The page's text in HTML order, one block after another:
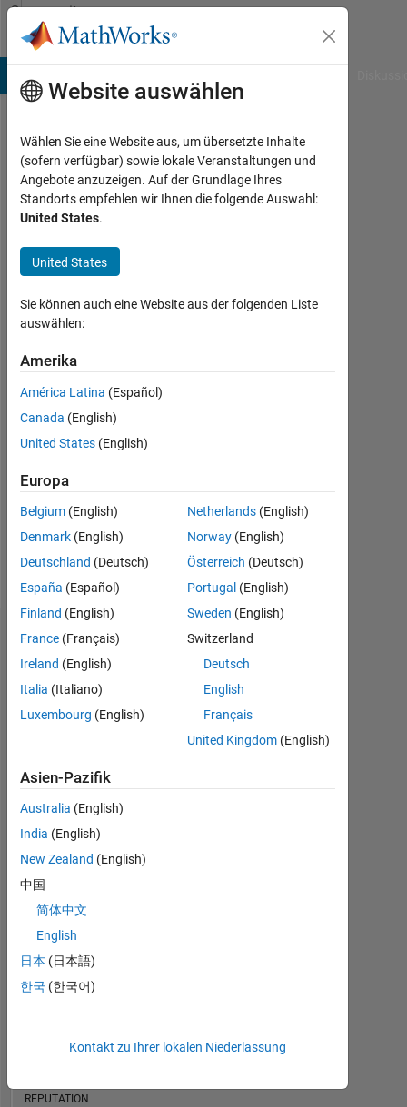
Weiter zum Inhalt
Community
Profile
Rahim
Nami
Last
mehr
als 3
Jahre
Aktiv
seit
2022
0
Following:
0
Follow
Dashboard
Statistik
MATLAB Answers
BEITRÄGE L
0
1
REPUTATION
Website auswählen
Wählen Sie eine Website aus, um übersetzte Inhalte
(sofern verfügbar) sowie lokale Veranstaltungen und
Angebote anzuzeigen. Auf der Grundlage Ihres
Standorts empfehlen wir Ihnen die folgende Auswahl:
United States.
United States
Sie können auch eine Website aus der folgenden Liste
auswählen:
Amerika
América Latina (Español)
Canada (English)
United States (English)
Europa
Belgium (English)
Denmark (English)
Deutschland (Deutsch)
España (Español)
Finland (English)
France (Français)
Ireland (English)
Italia (Italiano)
Luxembourg (English)
Netherlands (English)
Norway (English)
Österreich (Deutsch)
Portugal (English)
Sweden (English)
Switzerland
Deutsch
English
Français
United Kingdom (English)
Asien-Pazifik
Australia (English)
India (English)
New Zealand (English)
中国
简体中文
English
日本 (日本語)
한국 (한국어)
Kontakt zu Ihrer lokalen Niederlassung